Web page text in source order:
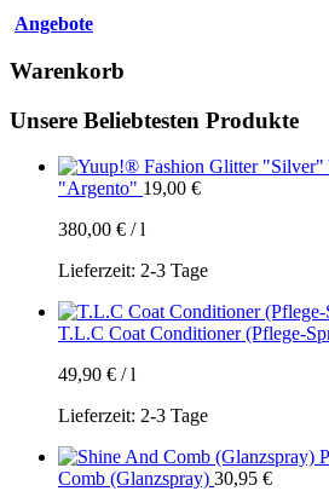
Angebote
Warenkorb
Unsere Beliebtesten Produkte
"Argento" 19,00 €
380,00 € /l
Lieferzeit: 2-3 Tage
T.L.C Coat Conditioner (Pflege-
49,90 € /l
Lieferzeit: 2-3 Tage
Comb (Glanzspray) 30,95 €